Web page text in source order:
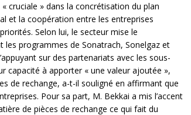
cruciale » dans la concrétisation du plan
et la coopération entre les entreprises
Selon lui, le secteur mise le
programmes de Sonatrach, Sonelgaz et
sur des partenariats avec les sous-
capacité à apporter « une valeur ajoutée »,
de rechange, a-t-il souligné en affirmant que
Pour sa part, M. Bekkai a mis l’accent
de pièces de rechange ce qui fait du